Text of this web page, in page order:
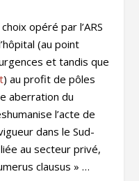
opéré par l’ARS
(au point
et tandis que
) au profit de pôles
aberration du
l’acte de
dans le Sud-
au secteur privé,
clausus » …